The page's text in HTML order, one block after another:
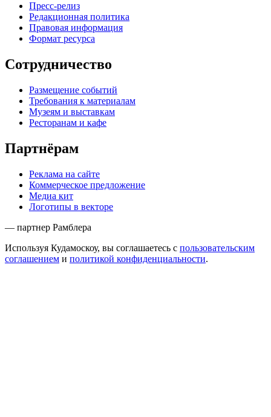
Пресс-релиз
Редакционная политика
Правовая информация
Формат ресурса
Сотрудничество
Размещение событий
Требования к материалам
Музеям и выставкам
Ресторанам и кафе
Партнёрам
Реклама на сайте
Коммерческое предложение
Медиа кит
Логотипы в векторе
— партнер Рамблера
Используя Кудамоскоу, вы соглашаетесь с пользовательским
соглашением и политикой конфиденциальности.